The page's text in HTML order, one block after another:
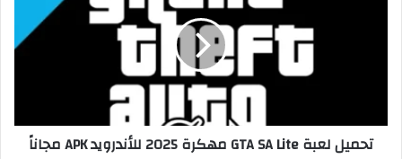
تحميل لعبة GTA SA Lite مهكرة 2025 للأندرويد APK مجاناً